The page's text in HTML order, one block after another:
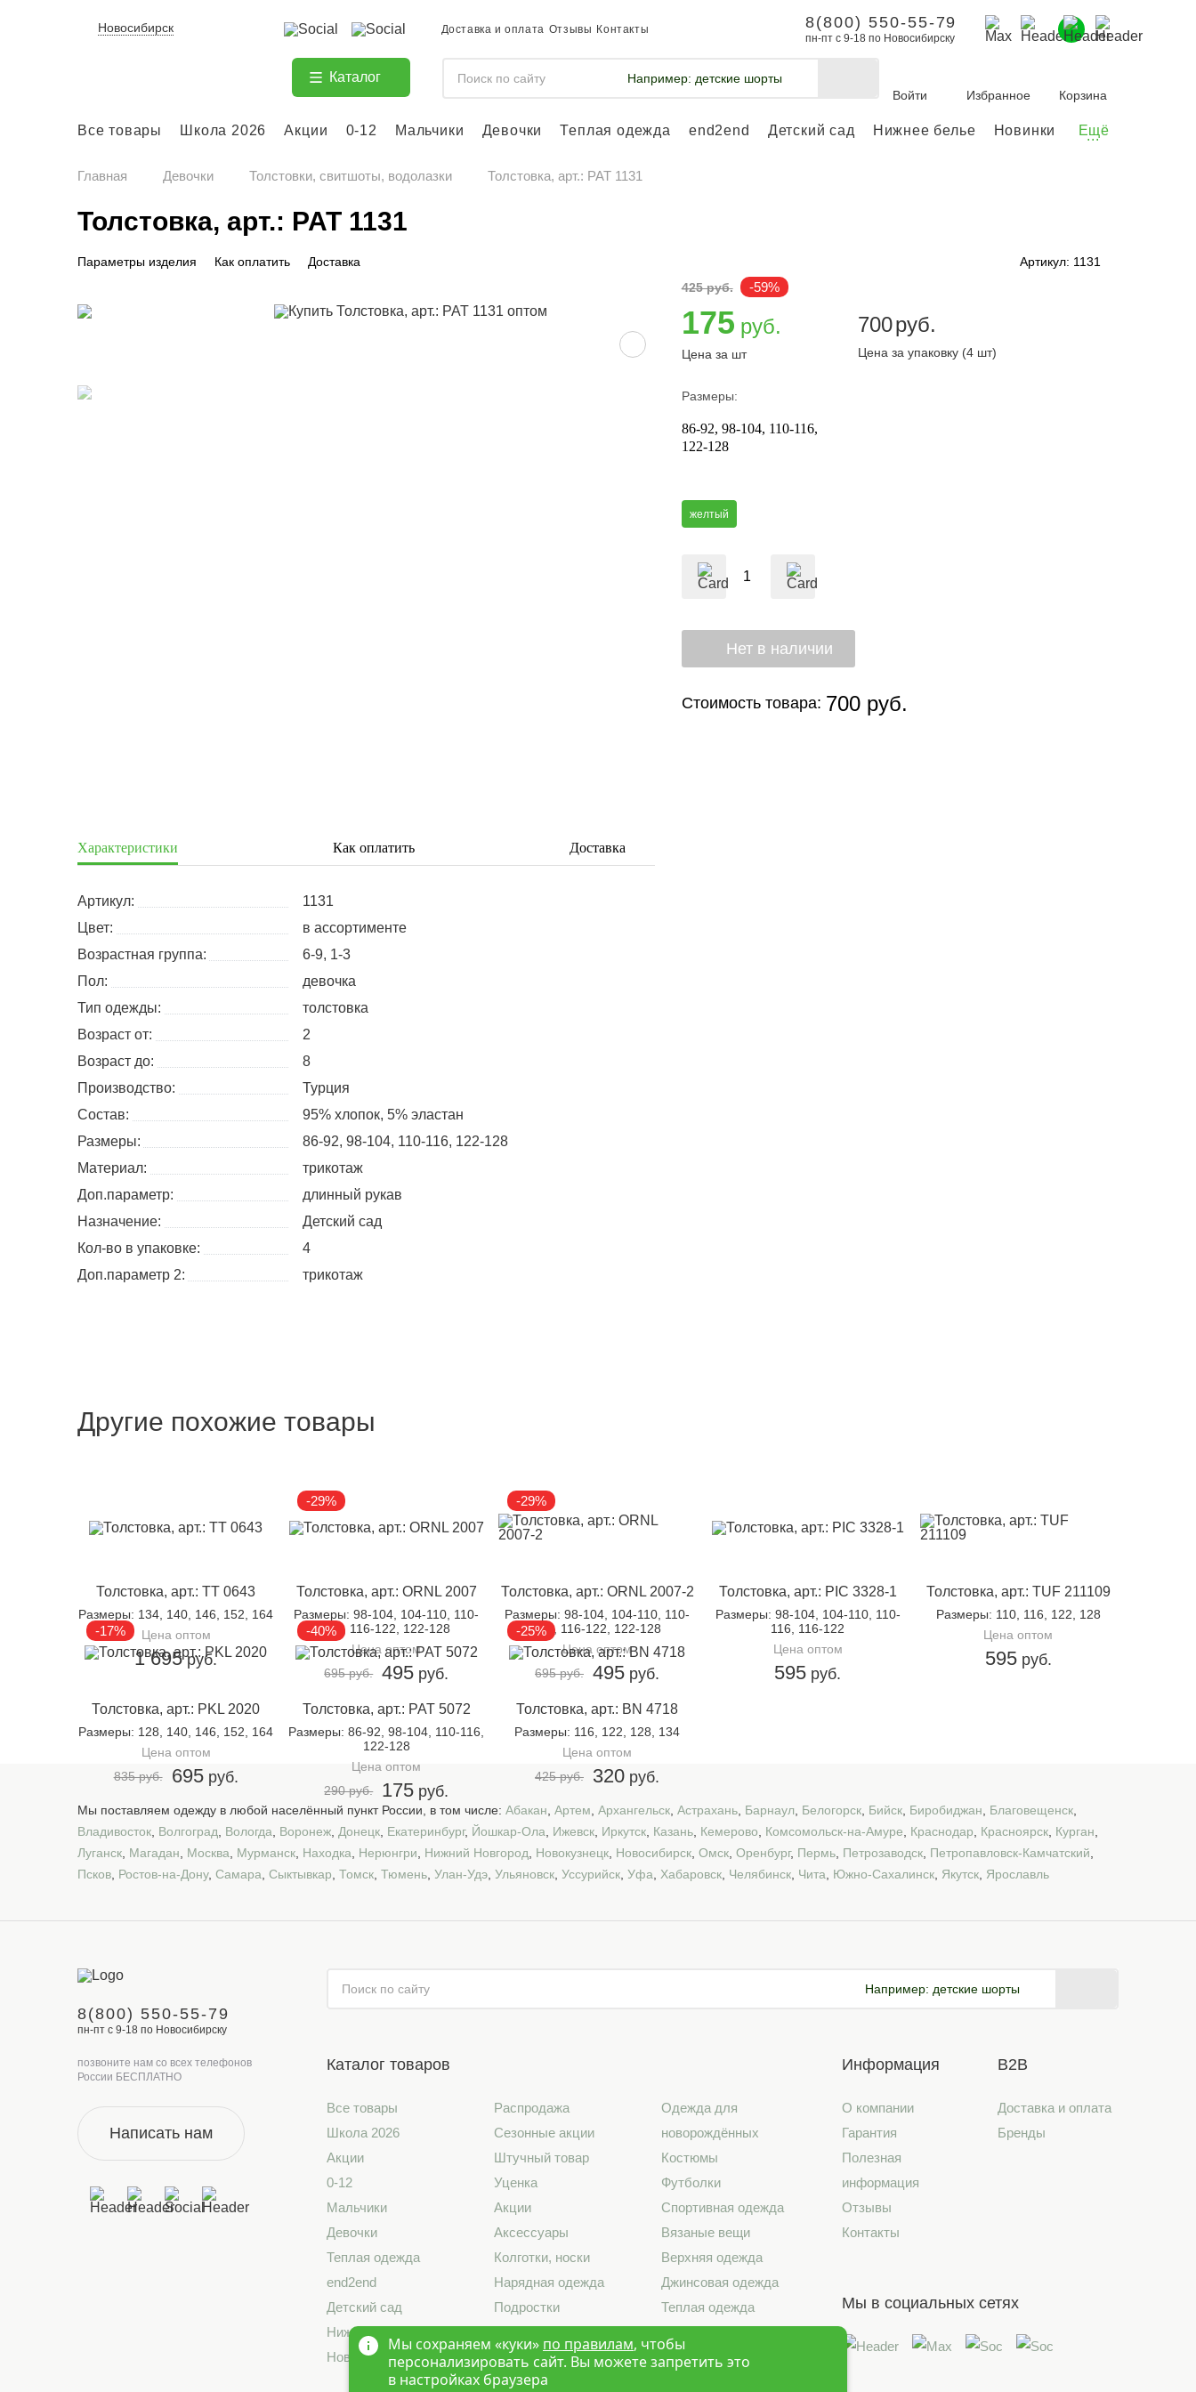
Новосибирск Доставка и оплата Отзывы Контакты 8(800) 550-55-79
пн-пт с 9-18 по Новосибирску
Каталог Например: детские шорты
Войти
Избранное Корзина
Все товары Школа 2026 Акции 0-12 Мальчики Девочки Теплая одежда end2end Детский сад Нижнее белье Новинки Ещё
...
Главная Девочки Толстовки, свитшоты, водолазки Толстовка, арт.: PAT 1131
Толстовка, арт.: PAT 1131
Параметры изделия Как оплатить Доставка
Артикул: 1131
425 руб.
-59%
175 руб.
Цена за шт
700руб.
Цена за упаковку (4 шт)
Размеры:
86-92 98-104 110-116
122-128
желтый
Стоимость товара: 700 руб.
Характеристики Как оплатить Доставка
Артикул:
1131
Цвет:
в ассортименте
Возрастная группа:
6-9, 1-3
Пол:
девочка
Тип одежды:
толстовка
Возраст от:
2
Возраст до:
8
Производство:
Турция
Состав:
95% хлопок, 5% эластан
Размеры:
86-92 98-104 110-116 122-128
Материал:
трикотаж
Доп.параметр:
длинный рукав
Назначение:
Детский сад
Кол-во в упаковке:
4
Доп.параметр 2:
трикотаж
Другие похожие товары
Толстовка, арт.: TT 0643
Размеры: 134, 140, 146, 152, 164
Цена оптом
1 695руб.
-29%
Толстовка, арт.: ORNL 2007
Размеры: 98-104, 104-110, 110-
116, 116-122, 122-128
Цена оптом
695 руб.
495 руб.
-29%
Толстовка, арт.: ORNL 2007-2
Размеры: 98-104, 104-110, 110-
116, 116-122, 122-128
Цена оптом
695 руб.
495 руб.
Толстовка, арт.: PIC 3328-1
Размеры: 98-104, 104-110, 110-
116, 116-122
Цена оптом
595 руб.
Толстовка, арт.: TUF 211109
Размеры: 110, 116, 122, 128
Цена оптом
595руб.
-17%
Толстовка, арт.: PKL 2020
Размеры: 128, 140, 146, 152, 164
Цена оптом
835 руб.
695руб.
-40%
Толстовка, арт.: PAT 5072
Размеры: 86-92, 98-104, 110-116,
122-128
Цена оптом
290 руб.
175 руб.
-25%
Толстовка, арт.: BN 4718
Размеры: 116, 122, 128, 134
Цена оптом
425 руб.
320 руб.
Мы поставляем одежду в любой населённый пункт России, в том числе: Абакан Артем Архангельск Астрахань Барнаул Белогорск Бийск Биробиджан Благовещенск
Владивосток Волгоград Вологда Воронеж Донецк Екатеринбург, Йошкар-Ола Ижевск Иркутск Казань Кемерово Комсомольск-на-Амуре Краснодар Красноярск Курган
Луганск Магадан Москва Мурманск Находка Нерюнгри Нижний Новгород Новокузнецк Новосибирск Омск Оренбург, Пермь Петрозаводск Петропавловск-Камчатский
Псков Ростов-на-Дону, Самара Сыктывкар Томск Тюмень Улан-Удэ Ульяновск Уссурийск Уфа Хабаровск Челябинск Чита Южно-Сахалинск Якутск Ярославль
8(800) 550-55-79
пн-пт с 9-18 по Новосибирску
позвоните нам со всех телефонов
России БЕСПЛАТНО
Написать нам
Например: детские шорты
Каталог товаров
Все товары
Школа 2026
Акции
0-12
Мальчики
Девочки
Теплая одежда
end2end
Детский сад
Нижнее белье
Новинки
Распродажа
Сезонные акции
Штучный товар
Уценка
Акции
Аксессуары
Колготки, носки
Нарядная одежда
Подростки
Одежда для
новорождённых
Костюмы
Футболки
Спортивная одежда
Вязаные вещи
Верхняя одежда
Джинсовая одежда
Теплая одежда
Информация
О компании
Гарантия
Полезная
информация
Отзывы
Контакты
B2B
Доставка и оплата
Бренды
Мы в социальных сетях
Мы сохраняем «куки» по правилам, чтобы
персонализировать сайт. Вы можете запретить это
в настройках браузера